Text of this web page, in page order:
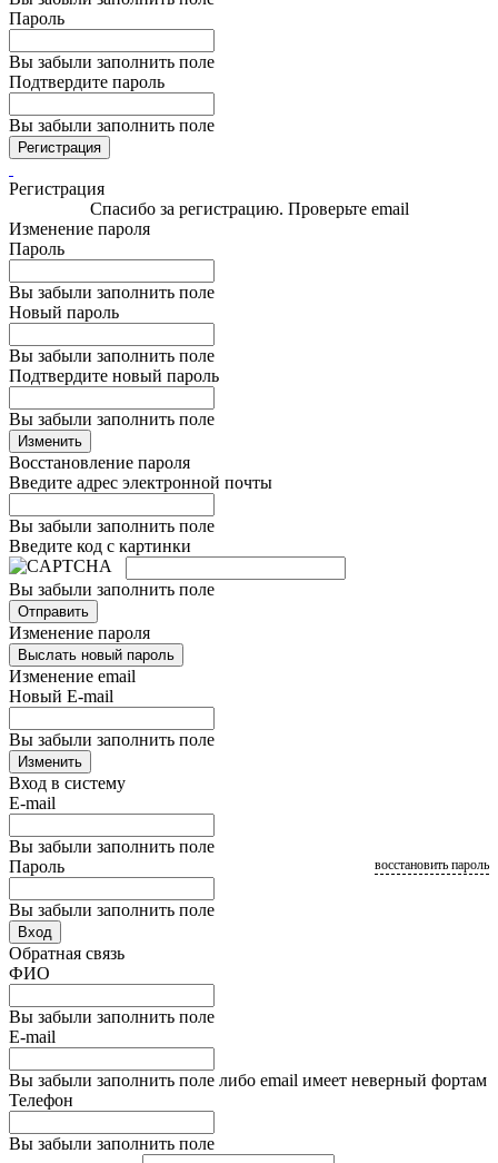
Пароль
Вы забыли заполнить поле
Подтвердите пароль
Вы забыли заполнить поле
Регистрация
Регистрация
Спасибо за регистрацию. Проверьте email
Изменение пароля
Пароль
Вы забыли заполнить поле
Новый пароль
Вы забыли заполнить поле
Подтвердите новый пароль
Вы забыли заполнить поле
Изменить
Восстановление пароля
Введите адрес электронной почты
Вы забыли заполнить поле
Введите код с картинки
Вы забыли заполнить поле
Отправить
Изменение пароля
Выслать новый пароль
Изменение email
Новый E-mail
Вы забыли заполнить поле
Изменить
Вход в систему
E-mail
Вы забыли заполнить поле
Пароль
Вы забыли заполнить поле
восстановить пароль
Вход
Обратная связь
ФИО
Вы забыли заполнить поле
E-mail
Вы забыли заполнить поле либо email имеет неверный фортам
Телефон
Вы забыли заполнить поле